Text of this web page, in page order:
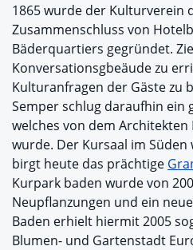
1865 wurde der Kulturverein
Zusammenschluss von
Bäderquartiers gegründet.
Konversationsgbeäude zu
Kulturanfragen der Gäste zu
Semper schlug daraufhin ein
welches von dem
wurde. Der Kursaal im
birgt heute das prächtige
Kurpark baden wurde von
Neupflanzungen und ein
Baden erhielt hiermit 2005
Blumen- und Gartenstadt